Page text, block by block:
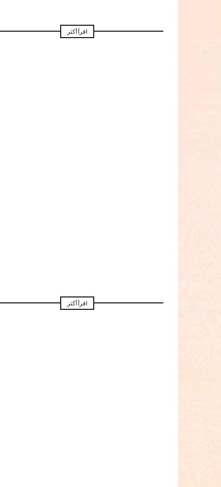
اقرأ أكثر
اقرأ أكثر